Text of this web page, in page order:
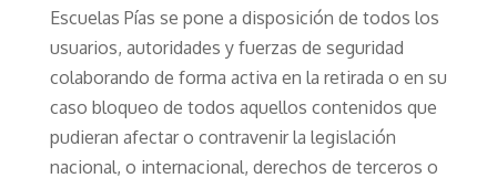
Escuelas Pías se pone a disposición de todos los
usuarios, autoridades y fuerzas de seguridad
colaborando de forma activa en la retirada o en su
caso bloqueo de todos aquellos contenidos que
pudieran afectar o contravenir la legislación
nacional, o internacional, derechos de terceros o